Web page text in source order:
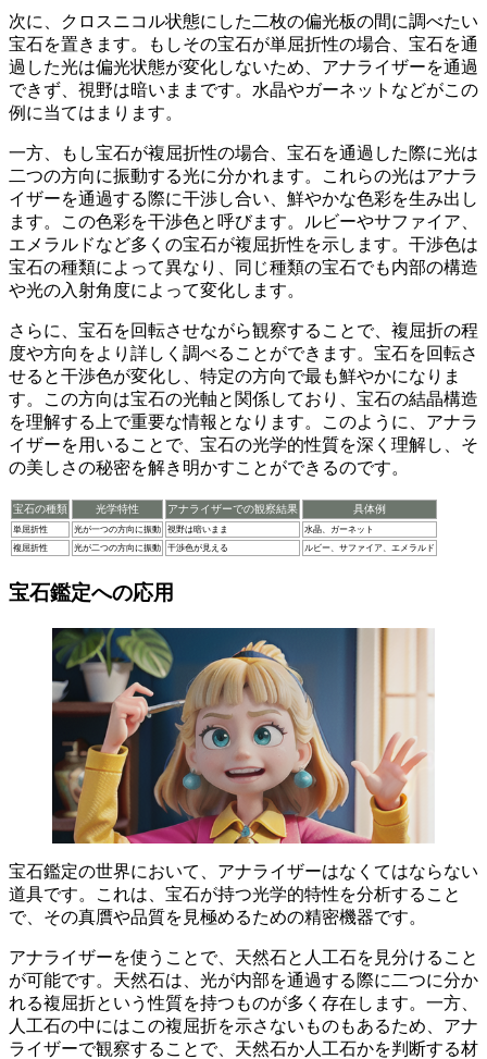
次に、クロスニコル状態にした二枚の偏光板の間に調べたい
宝石を置きます。
もしその宝石が単屈折性の場合、宝石を通
過した光は偏光状態が変化しないため、アナライザーを通過
できず、視野は暗いままです。水晶やガーネットなどがこの
例に当てはまります。
一方、もし宝石が複屈折性の場合、宝石を通過した際に光は
二つの方向に振動する光に分かれます。
これらの光はアナラ
イザーを通過する際に干渉し合い、鮮やかな色彩を生み出し
ます。この色彩を干渉色と呼びます。ルビーやサファイア、
エメラルドなど多くの宝石が複屈折性を示します。干渉色は
宝石の種類によって異なり、同じ種類の宝石でも内部の構造
や光の入射角度によって変化します。
さらに、宝石を回転させながら観察することで、複屈折の程
度や方向をより詳しく調べることができます。 宝石を回転さ
せると干渉色が変化し、特定の方向で最も鮮やかになりま
す。この方向は宝石の光軸と関係しており、宝石の結晶構造
を理解する上で重要な情報となります。このように、アナラ
イザーを用いることで、宝石の光学的性質を深く理解し、そ
の美しさの秘密を解き明かすことができるのです。
宝石の種類 光学特性 アナライザーでの観察結果 具体例
単屈折性 光が一つの方向に振動 視野は暗いまま
水晶、ガーネット
複屈折性
光が二つの方向に振動 干渉色が見える ルビー、サファイア、エメラルド
宝石鑑定への応用
宝石鑑定の世界において、アナライザーはなくてはならない
道具です。
これは、宝石が持つ光学的特性を分析すること
で、その真贋や品質を見極めるための精密機器です。
アナライザーを使うことで、天然石と人工石を見分けること
が可能です。天然石は、光が内部を通過する際に二つに分か
れる複屈折という性質を持つものが多く存在します。一方、
人工石の中にはこの複屈折を示さないものもあるため、アナ
ライザーで観察することで、天然石か人工石かを判断する材